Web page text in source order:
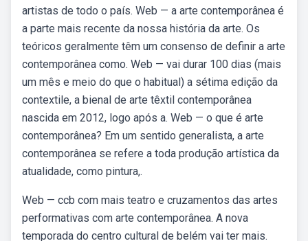
artistas de todo o país. Web — a arte contemporânea é
a parte mais recente da nossa história da arte. Os
teóricos geralmente têm um consenso de definir a arte
contemporânea como. Web — vai durar 100 dias (mais
um mês e meio do que o habitual) a sétima edição da
contextile, a bienal de arte têxtil contemporânea
nascida em 2012, logo após a. Web — o que é arte
contemporânea? Em um sentido generalista, a arte
contemporânea se refere a toda produção artística da
atualidade, como pintura,.
Web — ccb com mais teatro e cruzamentos das artes
performativas com arte contemporânea. A nova
temporada do centro cultural de belém vai ter mais.